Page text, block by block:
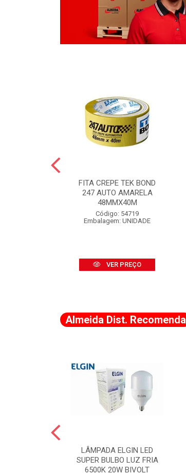
FITA CREPE TEK BOND
247 AUTO AMARELA
48MMX40M
Código: 54719
Embalagem: UNIDADE
VER PREÇO
Almeida Dist. Recomenda
LÂMPADA ELGIN LED
SUPER BULBO LUZ FRIA
6500K 20W BIVOLT